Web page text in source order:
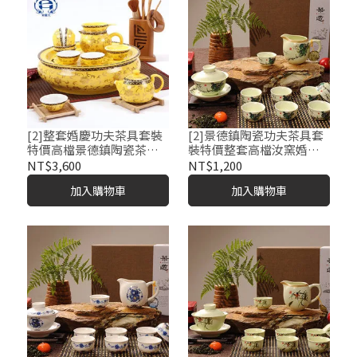
[2]整套婚慶功夫茶具套裝
特價高檔景德鎮陶瓷茶盤
茶壺茶杯套餐飲具
NT$3,600
加入購物車
[2]景德鎮陶瓷功夫茶具套
裝特價整套高檔汝窯婚慶
正品茶具套餐飲具
NT$1,200
加入購物車